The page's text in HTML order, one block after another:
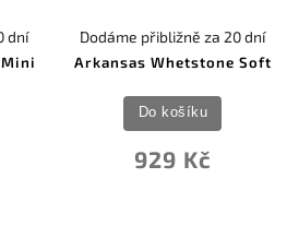
dní
Arkansas Whetstone Soft
Dodáme přibližně za 20 dní
929 Kč
Do košíku